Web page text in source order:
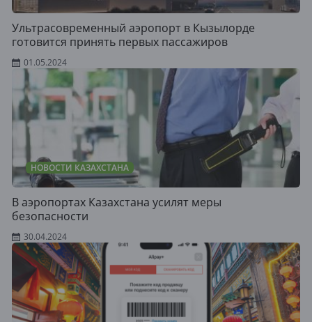
Ультрасовременный аэропорт в Кызылорде
готовится принять первых пассажиров
01.05.2024
НОВОСТИ КАЗАХСТАНА
В аэропортах Казахстана усилят меры
безопасности
30.04.2024